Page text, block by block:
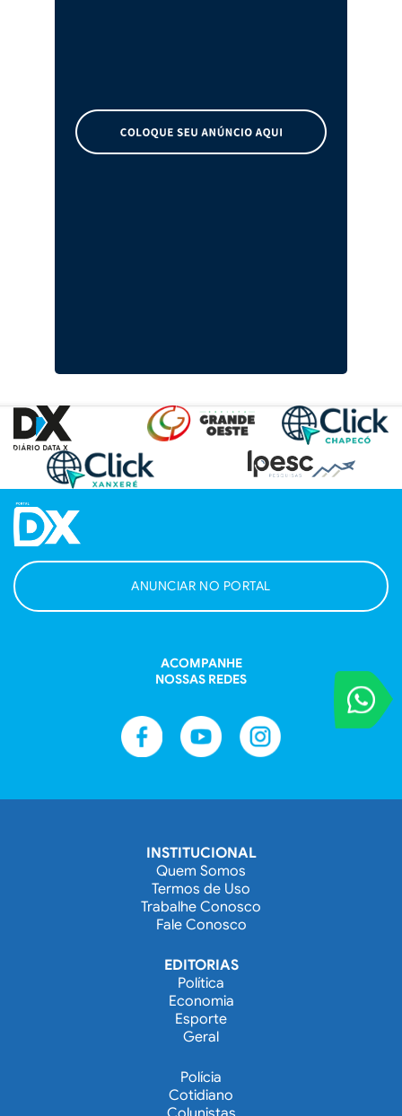
VOCÊ
Entre em
ANUNCIAR NO PORTAL
ACOMPANHE
NOSSAS REDES
INSTITUCIONAL
Quem Somos
Termos de Uso
Trabalhe Conosco
Fale Conosco
EDITORIAS
Política
Economia
Esporte
Geral
Polícia
Cotidiano